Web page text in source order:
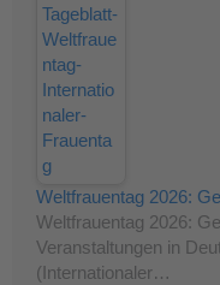
Weltfrauentag 2026:
Weltfrauentag 2026:
Veranstaltungen in
(Internationaler…